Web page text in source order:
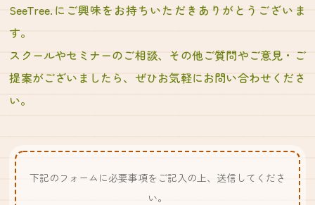
SeeTree.にご興味をお持ちいただきありがとうございま
す。
スクールやセミナーのご相談、その他ご質問やご意見・ご
提案がございましたら、ぜひお気軽にお問い合わせくださ
い。
下記のフォームに必要事項をご記入の上、送信してくださ
い。